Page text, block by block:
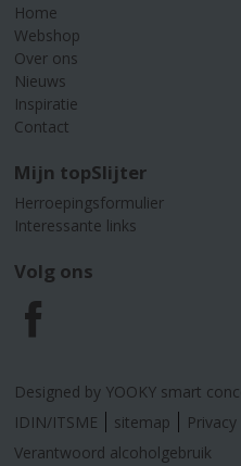
Home
Webshop
Over ons
Nieuws
Inspiratie
Contact
Mijn topSlijter
Herroepingsformulier
Interessante links
Volg ons
F
a
c
Designed by YOOKY smart
IDIN/ITSME
sitemap
Verantwoord alcoholgebruik